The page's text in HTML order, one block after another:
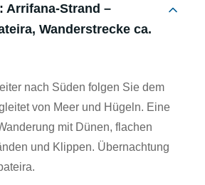
Arrifana-Strand –
Wanderstrecke ca.
nach Süden folgen Sie dem
von Meer und Hügeln. Eine
mit Dünen, flachen
und Klippen. Übernachtung